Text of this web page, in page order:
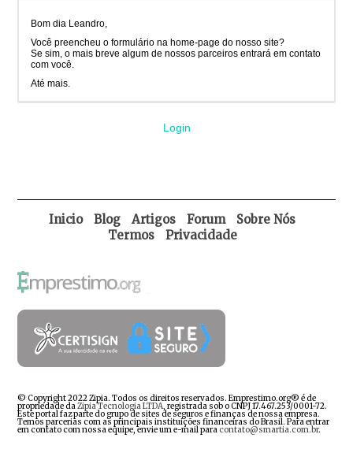
Bom dia Leandro,
Você preencheu o formulário na home-page do nosso site?
Se sim, o mais breve algum de nossos parceiros entrará em contato
com você.
Até mais.
Login
Inicio Blog Artigos Forum
Sobre Nós
Termos
Privacidade
© Copyright 2022 Zipia. Todos os direitos reservados. Emprestimo.org® é de
propriedade daZipia Tecnologia LTDA, registrada sob o CNPJ 17.467.253/0001-72.
Este portal faz parte do grupo de sites de seguros e finanças de nossa empresa.
Temos parcerias com as principais instituições financeiras do Brasil. Para entrar
em contato com nossa equipe, envie um e-mail paracontato@smartia.com.br.